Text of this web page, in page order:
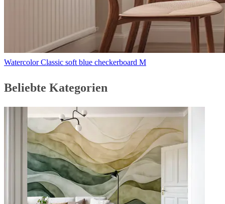
Watercolor Classic soft blue checkerboard M
Beliebte Kategorien